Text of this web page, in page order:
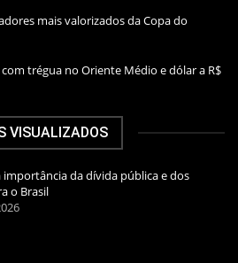
mais valorizados da Copa do
trégua no Oriente Médio e dólar a R$
VISUALIZADOS
importância da dívida pública e dos
o Brasil